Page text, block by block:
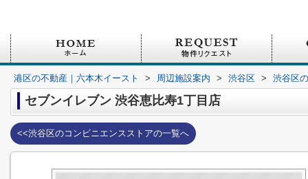
港区の不動産｜六本木イースト > 周辺施設案内 > 渋谷区 > 渋谷区
セブンイレブン 渋谷恵比寿1丁目店
<<渋谷区のコンビニエンスストアの一覧へ